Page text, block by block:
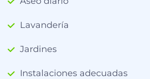
Lavandería
Jardines
Instalaciones adecuadas